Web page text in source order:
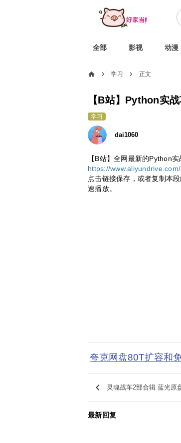
全部 影视 动漫
home chevron_right 学习 chevron_right 正文
【B站】Python实
学习
dai1060
【B站】全网最新的Python
https://
点击链接保存，或者复制本
速播放。
夸克网盘80T扩容和
keyboard_arrow_left 灵魂战车2部合辑 蓝光原
最新回复